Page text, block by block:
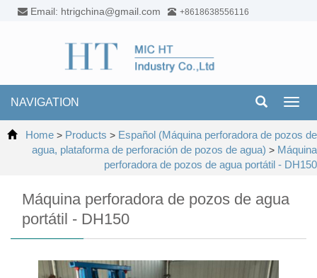
Email: htrigchina@gmail.com +8618638556116
NAVIGATION
Home > Products > Español (Máquina perforadora de pozos de
agua, plataforma de perforación de pozos de agua) > Máquina
perforadora de pozos de agua portátil - DH150
Máquina perforadora de pozos de agua
portátil - DH150